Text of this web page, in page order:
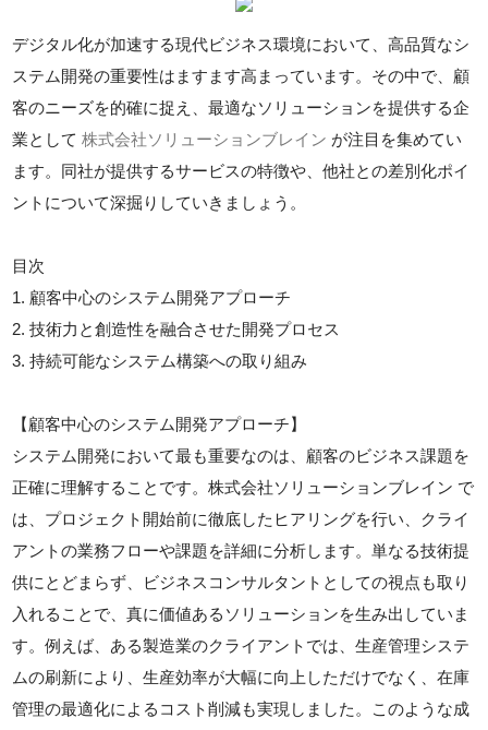
デジタル化が加速する現代ビジネス環境において、高品質なシ
ステム開発の重要性はますます高まっています。その中で、顧
客のニーズを的確に捉え、最適なソリューションを提供する企
業として株式会社ソリューションブレイン が注目を集めてい
ます。同社が提供するサービスの特徴や、他社との差別化ポイ
ントについて深掘りしていきましょう。
目次
1. 顧客中心のシステム開発アプローチ
2. 技術力と創造性を融合させた開発プロセス
3. 持続可能なシステム構築への取り組み
【顧客中心のシステム開発アプローチ】
システム開発において最も重要なのは、顧客のビジネス課題を
正確に理解することです。株式会社ソリューションブレイン で
は、プロジェクト開始前に徹底したヒアリングを行い、クライ
アントの業務フローや課題を詳細に分析します。単なる技術提
供にとどまらず、ビジネスコンサルタントとしての視点も取り
入れることで、真に価値あるソリューションを生み出していま
す。例えば、ある製造業のクライアントでは、生産管理システ
ムの刷新により、生産効率が大幅に向上しただけでなく、在庫
管理の最適化によるコスト削減も実現しました。このような成